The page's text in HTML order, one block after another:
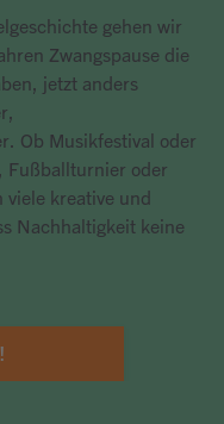
gehen wir
Zwangspause die
jetzt anders
Ob Musikfestival oder
Fußballturnier oder
kreative und
Nachhaltigkeit keine